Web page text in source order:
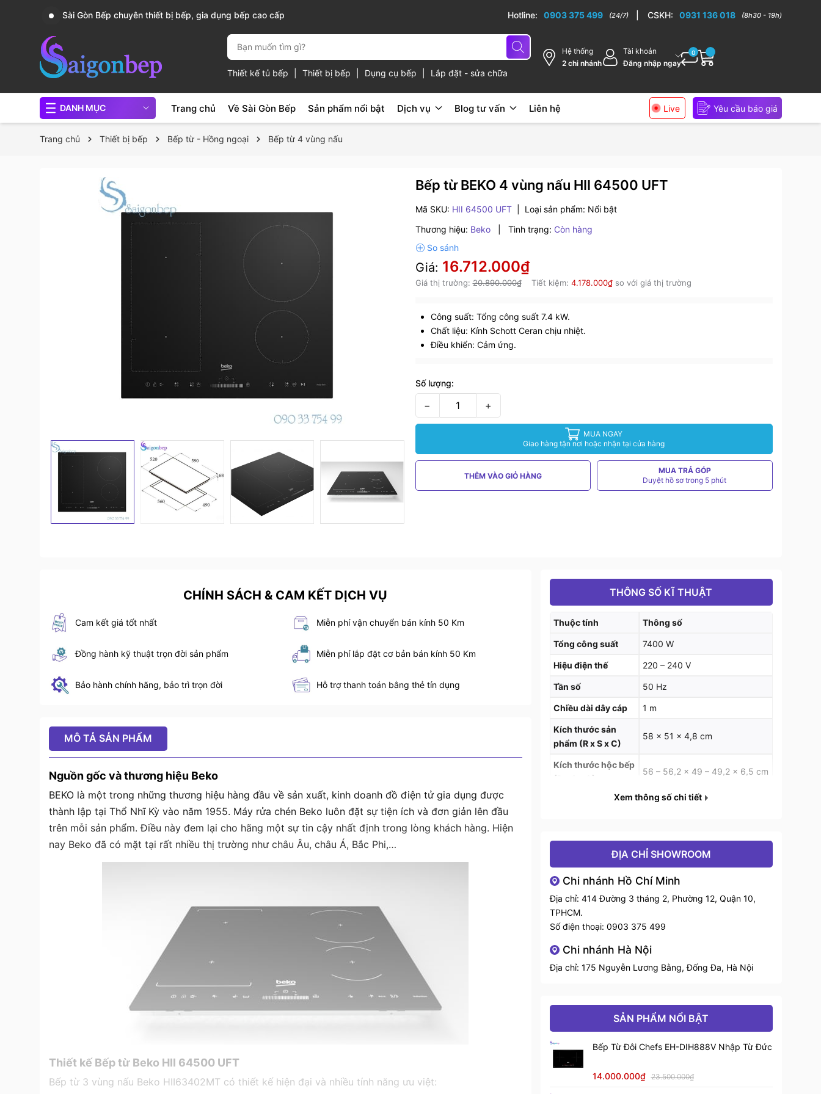
Sài Gòn Bếp chuyên thiết bị bếp, gia dụng bếp cao cấp Hotline: 0903 375 499 (24/7) CSKH: 0931 136 018 (8h30 - 19h)
Thiết kế tủ bếp Thiết bị bếp Dụng cụ bếp Lắp đặt - sửa chữa
Hệ thống
2 chi nhánh
Tài khoản
Đăng nhập ngay
0
DANH MỤC Trang chủ Về Sài Gòn Bếp Sản phẩm nổi bật Dịch vụ Blog tư vấn Liên hệ Live Yêu cầu báo giá
Trang chủ Thiết bị bếp Bếp từ - Hồng ngoại Bếp từ 4 vùng nấu
Bếp từ BEKO 4 vùng nấu HII 64500 UFT
Mã SKU: HII 64500 UFT| Loại sản phẩm: Nổi bật
Thương hiệu: Beko Tình trạng: Còn hàng
Giá: 16.712.000₫
Giá thị trường:20.890.000₫ Tiết kiệm: 4.178.000₫so với giá thị trường
Công suất: Tổng công suất 7.4 kW.
Chất liệu: Kính Schott Ceran chịu nhiệt.
Điều khiển: Cảm ứng.
Số lượng:
− +
MUA NGAY
Giao hàng tận nơi hoặc nhận tại cửa hàng
THÊM VÀO GIỎ HÀNG
MUA TRẢ GÓP
Duyệt hồ sơ trong 5 phút
CHÍNH SÁCH & CAM KẾT DỊCH VỤ
Cam kết giá tốt nhất Miễn phí vận chuyển bán kính 50 Km
Đồng hành kỹ thuật trọn đời sản phẩm Miễn phí lắp đặt cơ bản bán kính 50 Km
Bảo hành chính hãng, bảo trì trọn đời Hỗ trợ thanh toán bằng thẻ tín dụng
MÔ TẢ SẢN PHẨM
Nguồn gốc và thương hiệu Beko
BEKO là một trong những thương hiệu hàng đầu về sản xuất, kinh doanh đồ điện tử gia dụng được
thành lập tại Thổ Nhĩ Kỳ vào năm 1955. Máy rửa chén Beko luôn đặt sự tiện ích và đơn giản lên đầu
trên mỗi sản phẩm. Điều này đem lại cho hãng một sự tin cậy nhất định trong lòng khách hàng. Hiện
nay Beko đã có mặt tại rất nhiều thị trường như châu Âu, châu Á, Bắc Phi,…
Thiết kế Bếp từ Beko HII 64500 UFT
Bếp từ 3 vùng nấu Beko HII63402MT có thiết kế hiện đại và nhiều tính năng ưu việt:
THÔNG SỐ KĨ THUẬT
Thuộc tính Thông số
Tổng công suất 7400 W
Hiệu điện thế 220 – 240 V
Tần số 50 Hz
Chiều dài dây cáp 1 m
Kích thước sản
phẩm (R x S x C)
58 x 51 x 4,8 cm
Kích thước hộc bếp
(R x S x C)
56 – 56,2 x 49 – 49,2 x 6,5 cm
Xem thông số chi tiết
ĐỊA CHỈ SHOWROOM
Chi nhánh Hồ Chí Minh
Địa chỉ: 414 Đường 3 tháng 2, Phường 12, Quận 10,
TPHCM.
Số điện thoại: 0903 375 499
Chi nhánh Hà Nội
Địa chỉ: 175 Nguyễn Lương Bằng, Đống Đa, Hà Nội
SẢN PHẨM NỔI BẬT
Bếp Từ Đôi Chefs EH-DIH888V Nhập Từ Đức
14.000.000₫ 23.500.000₫